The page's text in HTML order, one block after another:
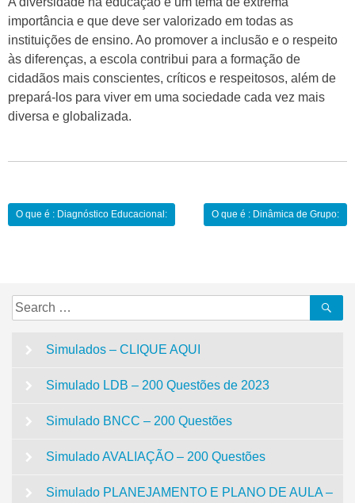
importância e que deve ser valorizado em todas as
instituições de ensino. Ao promover a inclusão e o respeito
às diferenças, a escola contribui para a formação de
cidadãos mais conscientes, críticos e respeitosos, além de
prepará-los para viver em uma sociedade cada vez mais
diversa e globalizada.
Navegação
O que é : Diagnóstico Educacional: O que é : Dinâmica de Grupo:
Search
for:
Simulados – CLIQUE AQUI
Simulado LDB – 200 Questões de 2023
Simulado BNCC – 200 Questões
Simulado AVALIAÇÃO – 200 Questões
Simulado PLANEJAMENTO E PLANO DE AULA –